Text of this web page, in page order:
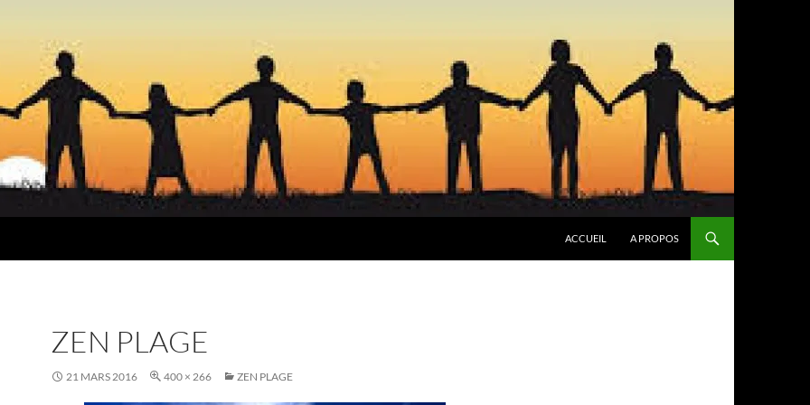
ACCUEIL A PROPOS
ZEN PLAGE
21 MARS 2016 400 × 266 ZEN PLAGE